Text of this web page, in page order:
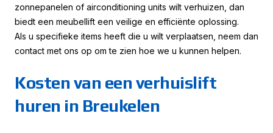
zonnepanelen of airconditioning units wilt verhuizen, dan
biedt een meubellift een veilige en efficiënte oplossing.
Als u specifieke items heeft die u wilt verplaatsen, neem dan
contact met ons op om te zien hoe we u kunnen helpen.
Kosten van een verhuislift
huren in Breukelen